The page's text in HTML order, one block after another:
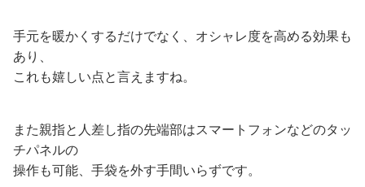
手元を暖かくするだけでなく、オシャレ度を高める効果も
あり、
これも嬉しい点と言えますね。
また親指と人差し指の先端部はスマートフォンなどのタッ
チパネルの
操作も可能、手袋を外す手間いらずです。